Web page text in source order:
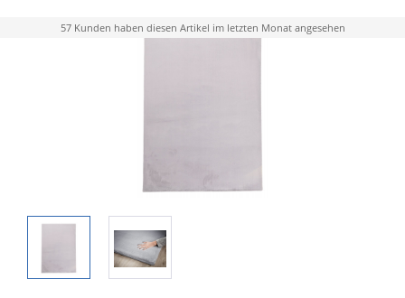
57 Kunden haben diesen Artikel im letzten Monat angesehen